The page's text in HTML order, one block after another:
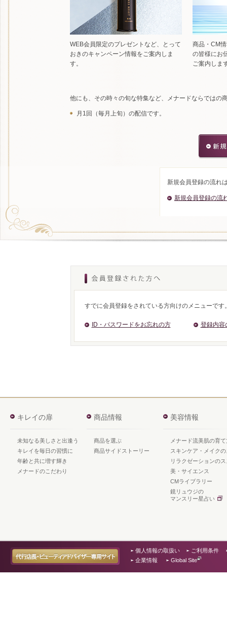
WEB会員限定のプレゼントなど、とって
おきのキャンペーン情報をご案内しま
す。
商品・CM
の皆様にお
ご案内しま
他にも、その時々の旬な特集など、メナードならではの
月1回（毎月上旬）の配信です。
新規会員登録の流れ
新規会員登録の流
すでに会員登録をされている方向けのメニューです
ID・パスワードをお忘れの方 登録内容
キレイの扉
未知なる美しさと出逢う
キレイを毎日の習慣に
年齢と共に増す輝き
メナードのこだわり
商品情報
商品を選ぶ
商品サイドストーリー
美容情報
メナード流美肌の育て
スキンケア・メイク
リラクゼーションの
美・サイエンス
CMライブラリー
鏡リュウジの
マンスリー星占い
個人情報の取扱い
ご利用条件
企業情報
Global Site